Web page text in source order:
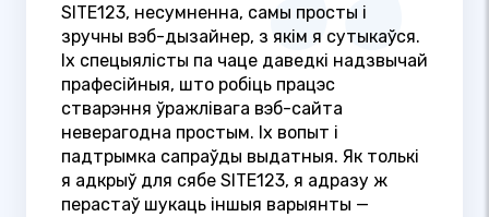
SITE123, несумненна, самы просты і
зручны вэб-дызайнер, з якім я сутыкаўся.
Іх спецыялісты па чаце даведкі надзвычай
прафесійныя, што робіць працэс
стварэння ўражлівага вэб-сайта
неверагодна простым. Іх вопыт і
падтрымка сапраўды выдатныя. Як толькі
я адкрыў для сябе SITE123, я адразу ж
перастаў шукаць іншыя варыянты —